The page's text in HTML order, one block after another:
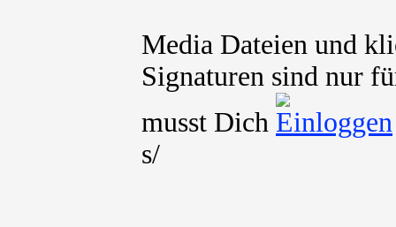
Media Dateien und
Signaturen sind nur
musst Dich
s/